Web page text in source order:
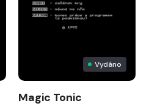
Vydáno
Magic Tonic